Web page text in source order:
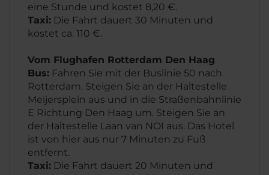
eine Stunde und kostet 8,20 €.
Taxi: Die Fahrt dauert 30 Minuten und
kostet ca. 110 €.
Vom Flughafen Rotterdam Den Haag
Bus: Fahren Sie mit der Buslinie 50 nach
Rotterdam. Steigen Sie an der Haltestelle
Meijersplein aus und in die Straßenbahnlinie
E Richtung Den Haag um. Steigen Sie an
der Haltestelle Laan van NOI aus. Das Hotel
ist von hier aus nur 7 Minuten zu Fuß
entfernt.
Taxi: Die Fahrt dauert 20 Minuten und